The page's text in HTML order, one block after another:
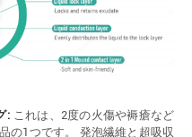
: これは、2度の火傷や褥瘡など
の1つです。 発泡繊維と超吸収